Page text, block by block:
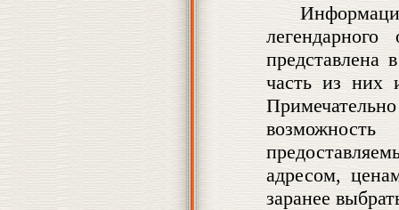
представлена
часть из них
адресом,
заранее